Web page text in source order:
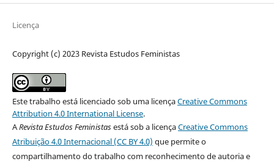
Licença
Copyright (c) 2023 Revista Estudos Feministas
Este trabalho está licenciado sob uma licençaCreative Commons
Attribution 4.0 International License.
ARevista Estudos Feministasestá sob a licençaCreative Commons
Atribuição 4.0 Internacional (CC BY 4.0) que permite o
compartilhamento do trabalho com reconhecimento de autoria e